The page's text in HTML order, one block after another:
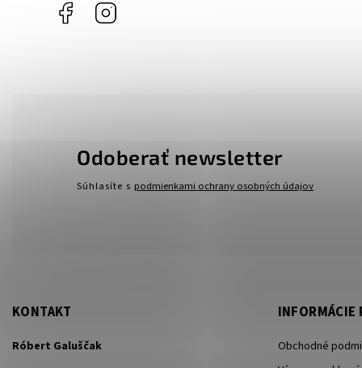
Facebook
Odoberať newsletter
Súhlasíte s podmienkami ochrany osobných údajov
KONTAKT
Róbert Galuščak
INFORMÁCIE
Obchodné